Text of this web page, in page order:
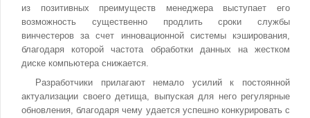
из позитивных преимуществ менеджера выступает его
возможность существенно продлить сроки службы
винчестеров за счет инновационной системы кэширования,
благодаря которой частота обработки данных на жестком
диске компьютера снижается.
Разработчики прилагают немало усилий к постоянной
актуализации своего детища, выпуская для него регулярные
обновления, благодаря чему удается успешно конкурировать с